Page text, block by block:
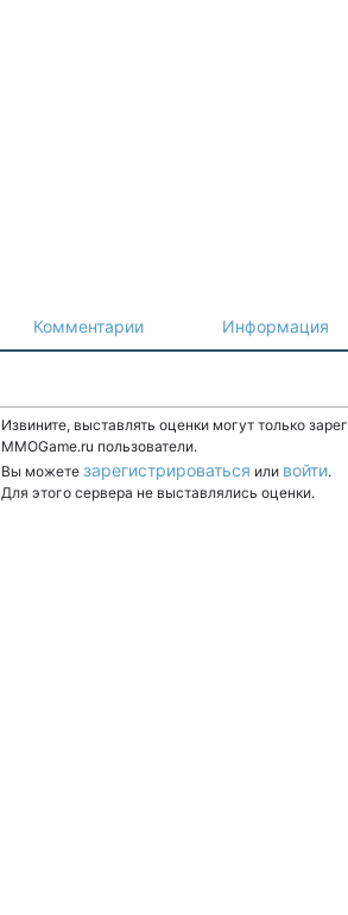
Комментарии Информация
Извините, выставлять оценки могут только
MMOGame.ru пользователи.
Вы можете зарегистрироваться или войти.
Для этого сервера не выставлялись оценки.